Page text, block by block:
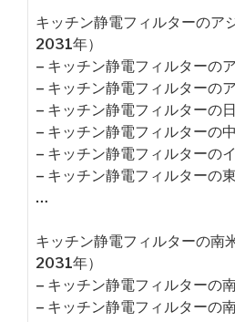
キッチン静電フィルターのア
2031年）
– キッチン静電フィルターの
– キッチン静電フィルターの
– キッチン静電フィルターの
– キッチン静電フィルターの
– キッチン静電フィルターの
– キッチン静電フィルターの
…
キッチン静電フィルターの南
2031年）
– キッチン静電フィルターの
– キッチン静電フィルターの